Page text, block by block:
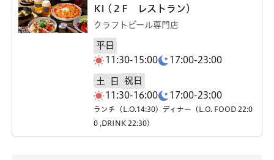
KI (２F レストラン)
クラフトビール専門店
平日
11:30-15:00
17:00-23:00
土 日
祝日
11:30-16:00
17:00-23:00
ランチ（L.O.14:30）ディナー（L.O. FOOD 22:0
0 ,DRINK 22:30）